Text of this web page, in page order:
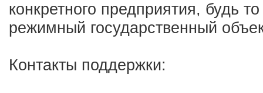
конкретного предприятия, будь
режимный государственный
Контакты поддержки: